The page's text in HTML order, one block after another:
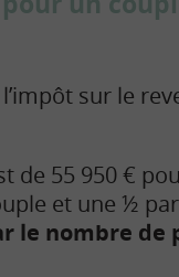
sur le
55 950 €
et une ½
nombre de